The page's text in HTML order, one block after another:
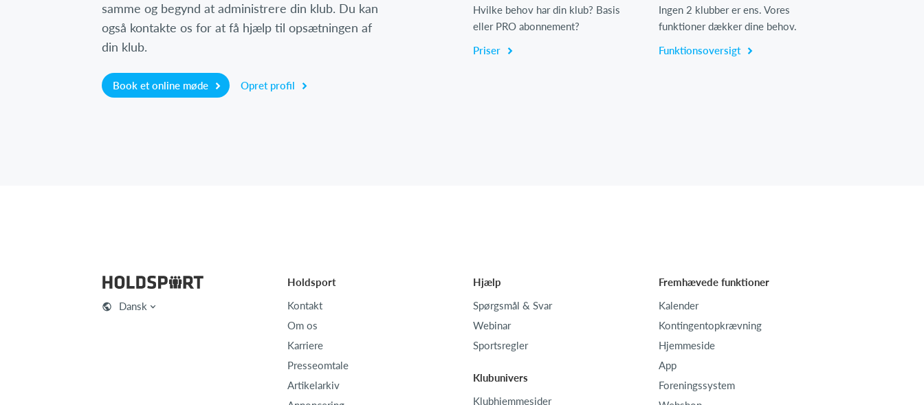
samme og begynd at administrere din klub. Du kan
også kontakte os for at få hjælp til opsætningen af
din klub.
Book et online møde Opret profil
Hvilke behov har din klub? Basis
eller PRO abonnement?
Priser
Ingen 2 klubber er ens. Vores
funktioner dækker dine behov.
Funktionsoversigt
Dansk
Holdsport
Kontakt
Om os
Karriere
Presseomtale
Artikelarkiv
Hjælp
Spørgsmål & Svar
Webinar
Sportsregler
Klubunivers
Klubhjemmesider
Fremhævede funktioner
Kalender
Kontingentopkrævning
Hjemmeside
App
Foreningssystem